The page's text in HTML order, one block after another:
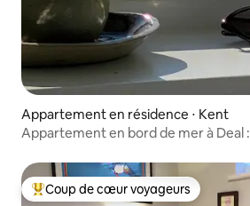
Appartement en résidence ⋅ Kent
Appartement en bord de mer à Deal
Coups de cœur voyageurs les plus
Coup de cœur voyageurs